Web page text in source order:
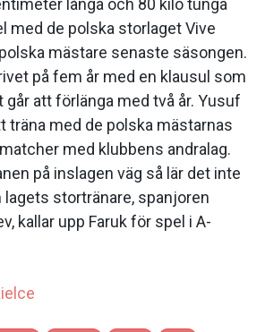
långa och 80 kilo tunga
med de polska storlaget Vive
mästare senaste säsongen.
på fem år med en klausul som
att förlänga med två år. Yusuf
träna med de polska mästarnas
med klubbens andralag.
på inslagen väg så lär det inte
lagets stortränare, spanjoren
kallar upp Faruk för spel i A-